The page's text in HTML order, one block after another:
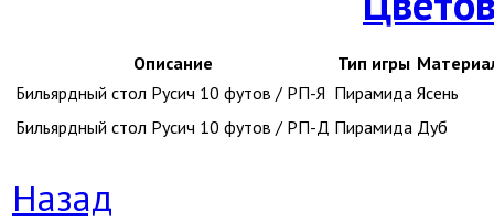
Описание Тип игры
Бильярдный стол Русич 10 футов / РП-Я Пирамида Ясень
Бильярдный стол Русич 10 футов / РП-Д Пирамида Дуб
Назад